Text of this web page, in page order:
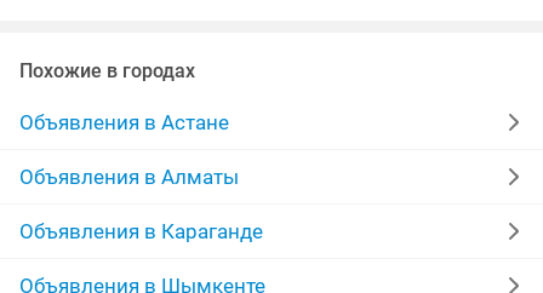
Похожие в городах
Объявления в Астане
Объявления в Алматы
Объявления в Караганде
Объявления в Шымкенте